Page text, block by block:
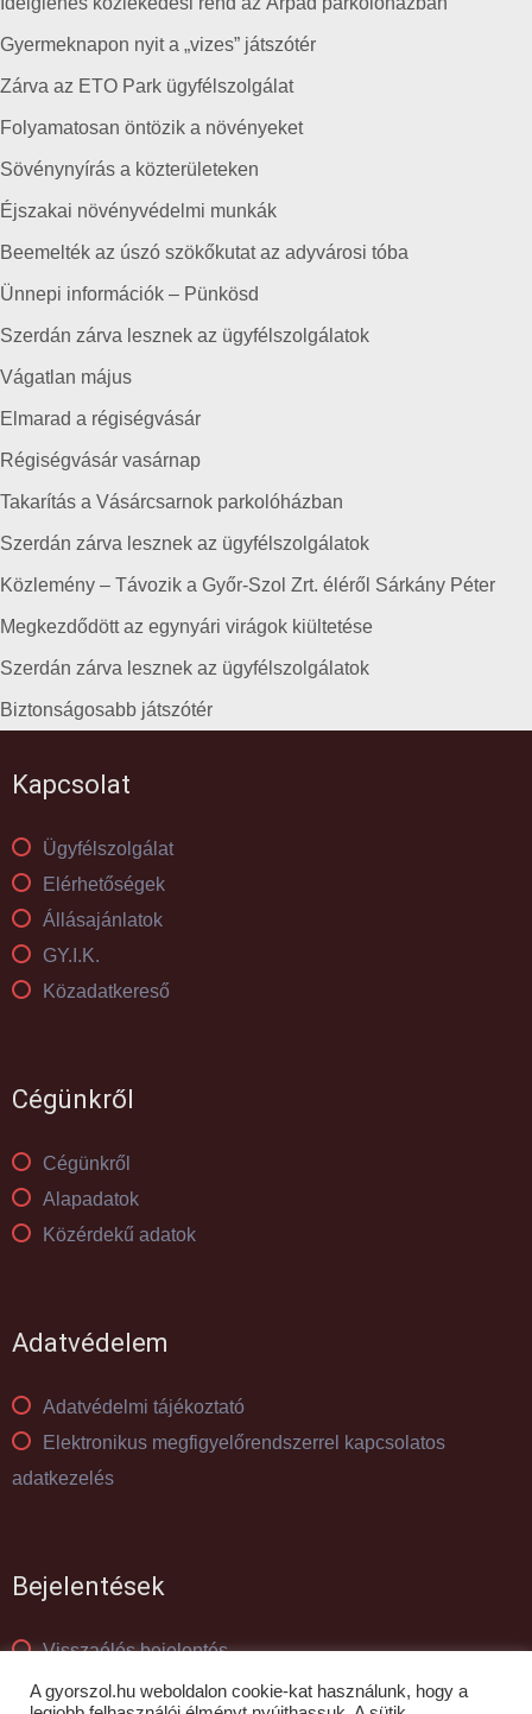
Gyermeknapon nyit a „vizes” játszótér
Zárva az ETO Park ügyfélszolgálat
Folyamatosan öntözik a növényeket
Sövénynyírás a közterületeken
Éjszakai növényvédelmi munkák
Beemelték az úszó szökőkutat az adyvárosi tóba
Ünnepi információk – Pünkösd
Szerdán zárva lesznek az ügyfélszolgálatok
Vágatlan május
Elmarad a régiségvásár
Régiségvásár vasárnap
Takarítás a Vásárcsarnok parkolóházban
Szerdán zárva lesznek az ügyfélszolgálatok
Közlemény – Távozik a Győr-Szol Zrt. éléről Sárkány Péter
Megkezdődött az egynyári virágok kiültetése
Szerdán zárva lesznek az ügyfélszolgálatok
Biztonságosabb játszótér
Kapcsolat
Ügyfélszolgálat
Elérhetőségek
Állásajánlatok
GY.I.K.
Közadatkereső
Cégünkről
Cégünkről
Alapadatok
Közérdekű adatok
Adatvédelem
Adatvédelmi tájékoztató
Elektronikus megfigyelőrendszerrel kapcsolatos
adatkezelés
Bejelentések
Visszaélés bejelentés
Panaszkezelés
A gyorszol.hu weboldalon cookie-kat használunk, hogy a